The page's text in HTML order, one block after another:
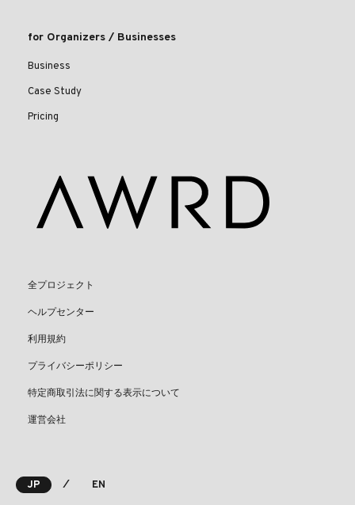
for Organizers / Businesses
Business
Case Study
Pricing
全プロジェクト
ヘルプセンター
利用規約
プライバシーポリシー
特定商取引法に関する表示について
運営会社
JP ⁄ EN